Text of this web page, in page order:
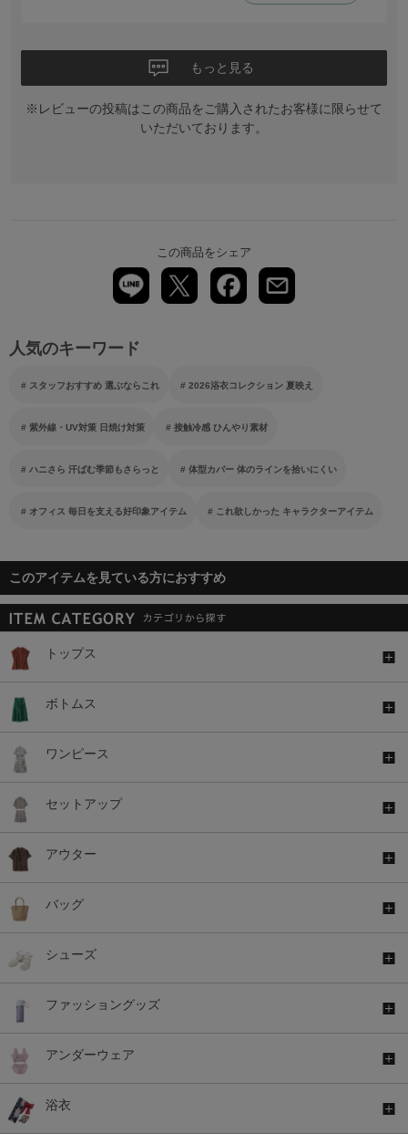
もっと見る
※レビューの投稿はこの商品をご購入されたお客様に限らせて
いただいております。
この商品をシェア
人気のキーワード
スタッフおすすめ 選ぶならこれ 2026浴衣コレクション 夏映え
紫外線・UV対策 日焼け対策 接触冷感 ひんやり素材
ハニさら 汗ばむ季節もさらっと 体型カバー 体のラインを拾いにくい
オフィス 毎日を支える好印象アイテム これ欲しかった キャラクターアイテム
このアイテムを見ている方におすすめ
トップス
ボトムス
ワンピース
セットアップ
アウター
バッグ
シューズ
ファッショングッズ
アンダーウェア
浴衣